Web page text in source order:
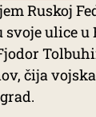
Ruskoj
svoje ulice
čija vojska